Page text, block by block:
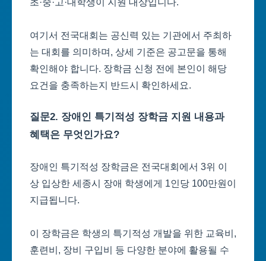
여기서 전국대회는 공신력 있는 기관에서 주최하
는 대회를 의미하며, 상세 기준은 공고문을 통해
확인해야 합니다. 장학금 신청 전에 본인이 해당
요건을 충족하는지 반드시 확인하세요.
질문2. 장애인 특기적성 장학금 지원 내용과
혜택은 무엇인가요?
장애인 특기적성 장학금은 전국대회에서 3위 이
상 입상한 세종시 장애 학생에게 1인당 100만원이
지급됩니다.
이 장학금은 학생의 특기적성 개발을 위한 교육비,
훈련비, 장비 구입비 등 다양한 분야에 활용될 수